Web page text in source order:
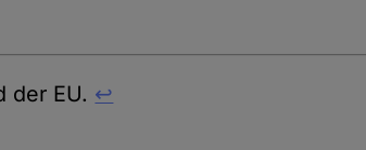
der EU. ↩︎